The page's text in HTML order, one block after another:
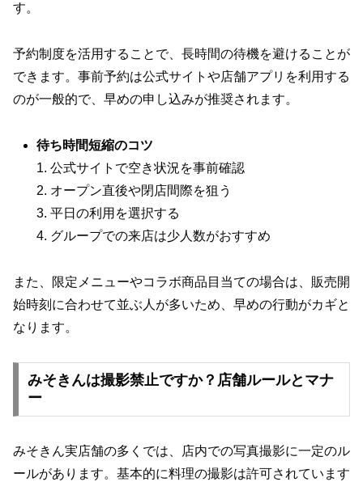
す。
予約制度を活用することで、長時間の待機を避けることが
できます。事前予約は公式サイトや店舗アプリを利用する
のが一般的で、早めの申し込みが推奨されます。
待ち時間短縮のコツ
1. 公式サイトで空き状況を事前確認
2. オープン直後や閉店間際を狙う
3. 平日の利用を選択する
4. グループでの来店は少人数がおすすめ
また、限定メニューやコラボ商品目当ての場合は、販売開
始時刻に合わせて並ぶ人が多いため、早めの行動がカギと
なります。
みそきんは撮影禁止ですか？店舗ルールとマナ
ー
みそきん実店舗の多くでは、店内での写真撮影に一定のル
ールがあります。基本的に料理の撮影は許可されています